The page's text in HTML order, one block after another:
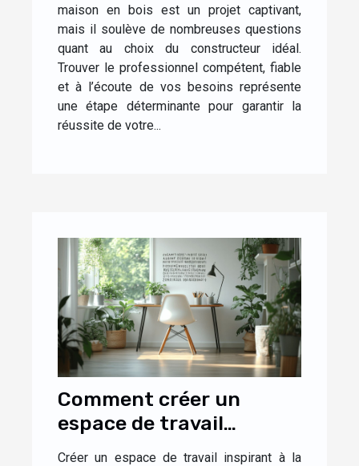
maison en bois est un projet captivant,
mais il soulève de nombreuses questions
quant au choix du constructeur idéal.
Trouver le professionnel compétent, fiable
et à l’écoute de vos besoins représente
une étape déterminante pour garantir la
réussite de votre...
Comment créer un
espace de travail
inspirant à la maison
Créer un espace de travail inspirant à la